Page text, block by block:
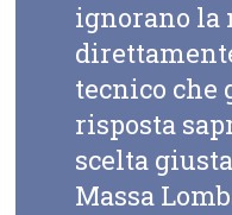
ignorano la
tecnico che
risposta
scelta
Massa